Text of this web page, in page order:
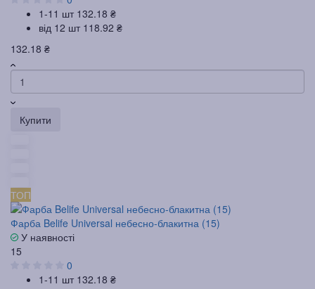
1-11 шт 132.18 ₴
від 12 шт 118.92 ₴
132.18 ₴
Купити
ТОП
Фарба Belife Universal небесно-блакитна (15)
У наявності
15
0
1-11 шт 132.18 ₴